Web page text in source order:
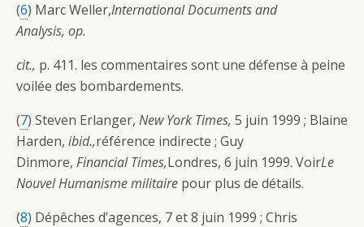
(6) Marc Weller,International Documents and
Analysis, op.
cit., p. 411. les commentaires sont une défense à peine
voilée des bombardements.
(7) Steven Erlanger, New York Times, 5 juin 1999 ; Blaine
Harden, ibid.,référence indirecte ; Guy
Dinmore, Financial Times,Londres, 6 juin 1999. VoirLe
Nouvel Humanisme militaire pour plus de détails.
(8) Dépêches d’agences, 7 et 8 juin 1999 ; Chris